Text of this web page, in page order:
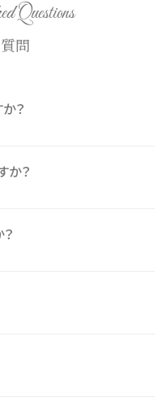
Questions
問
？
か？